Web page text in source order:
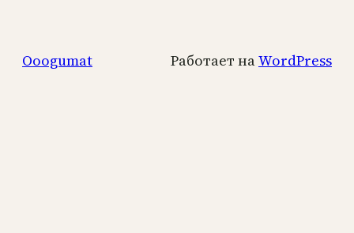
Ooogumat Работает наWordPress